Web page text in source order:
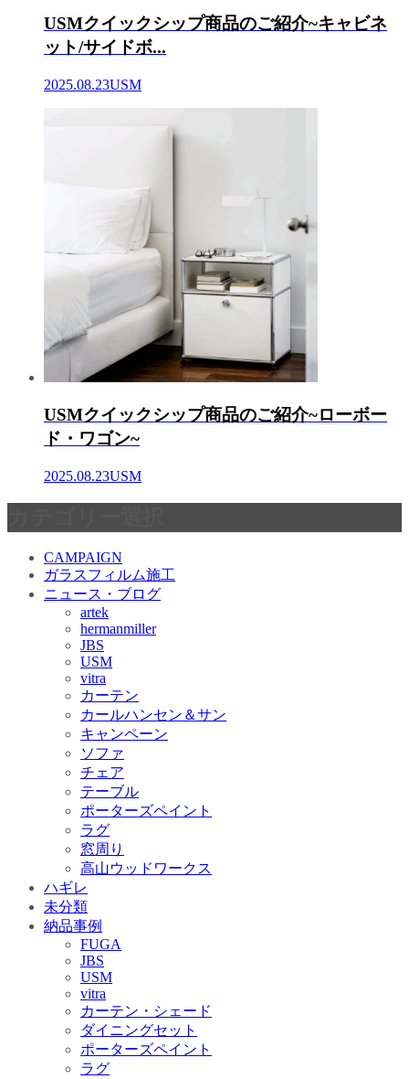
USMクイックシップ商品のご紹介~キャビネ
ット/サイドボ...
2025.08.23USM
USMクイックシップ商品のご紹介~ローボー
ド・ワゴン~
2025.08.23USM
CAMPAIGN
ガラスフィルム施工
ニュース・ブログ
artek
hermanmiller
JBS
USM
vitra
カーテン
カールハンセン＆サン
キャンペーン
ソファ
チェア
テーブル
ポーターズペイント
ラグ
窓周り
高山ウッドワークス
ハギレ
未分類
納品事例
FUGA
JBS
USM
vitra
カーテン・シェード
ダイニングセット
ポーターズペイント
ラグ